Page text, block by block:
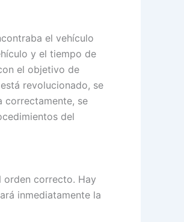
el vehículo
y el tiempo de
el objetivo de
revolucionado, se
correctamente, se
del
orden correcto. Hay
inmediatamente la